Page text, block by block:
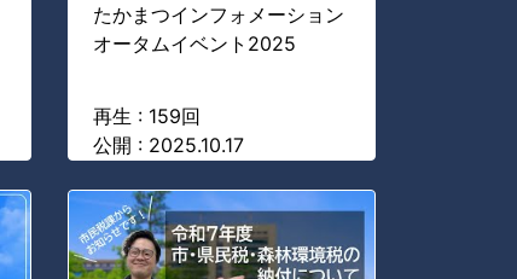
たかまつインフォメーション
オータムイベント2025
再生 : 159回
公開 : 2025.10.17